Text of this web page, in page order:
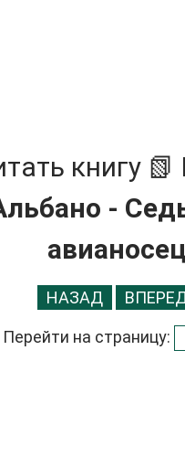
книгу 📗
-
авианосец
НАЗАД
Перейти на страницу: